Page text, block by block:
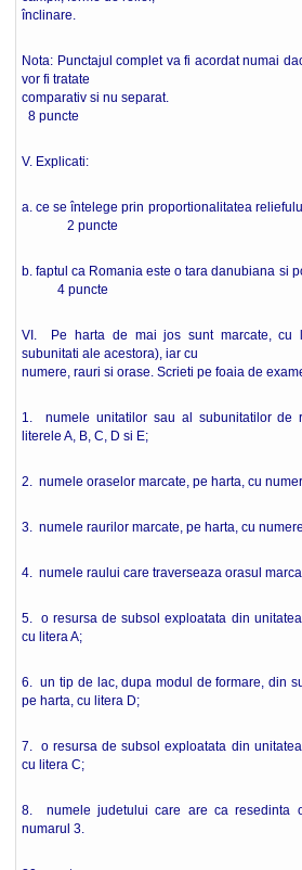
înclinare.
Nota: Punctajul complet va fi acordat numai
vor fi tratate
comparativ si nu
8 puncte
V. Explicati:
a. ce se întelege prin
2 puncte
b. faptul ca Romania este o tara
4 puncte
VI. Pe harta de mai jos sunt marcate, cu
subunitati ale acestora), iar cu
numere, rauri si orase. Scrieti pe foaia de
1. numele unitatilor sau al subunitatilor de
literele A, B, C, D si E;
2. numele oraselor marcate, pe harta, cu
3. numele raurilor marcate, pe harta, cu
4. numele raului care traverseaza orasul
5. o resursa de subsol exploatata din
cu litera A;
6. un tip de lac, dupa modul de formare, din
pe harta, cu litera D;
7. o resursa de subsol exploatata din
cu litera C;
8. numele judetului care are ca resedinta
numarul 3.